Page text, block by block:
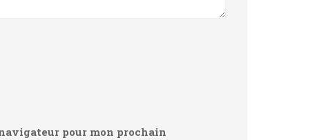
pour mon prochain